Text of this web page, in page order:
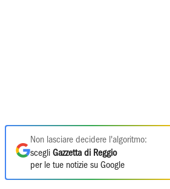
Non lasciare decidere l'algoritmo:
scegli Gazzetta di Reggio
per le tue notizie su Google